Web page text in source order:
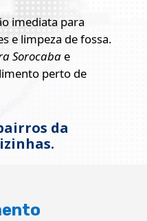
imediata para
e limpeza de fossa.
Sorocabae
perto de
da